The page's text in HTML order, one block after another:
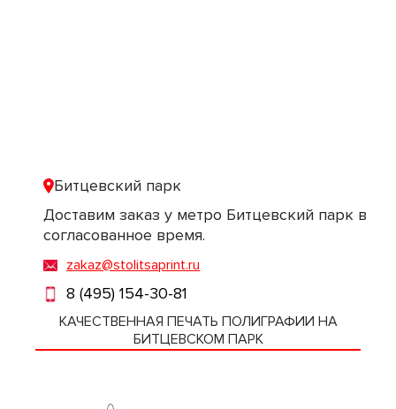
Битцевский парк
Доставим заказ у метро Битцевский парк в
согласованное время.
zakaz@stolitsaprint.ru
8 (495) 154-30-81
КАЧЕСТВЕННАЯ ПЕЧАТЬ ПОЛИГРАФИИ НА
БИТЦЕВСКОМ ПАРК